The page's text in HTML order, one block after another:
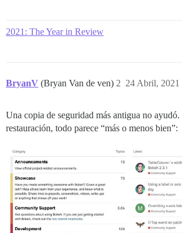
2021: The Year in Review
BryanV (Bryan Van de ven) 24 Abril, 2021
2
Una copia de seguridad más antigua no
restauración, todo parece “más o menos bien”: